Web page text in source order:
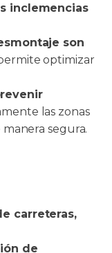
inclemencias
son
optimizar
las zonas
segura.
carreteras,
de